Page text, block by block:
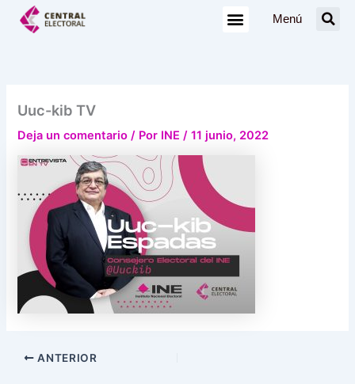
Menú
Uuc-kib TV
Deja un comentario / Por INE/11 junio, 2022
ANTERIOR